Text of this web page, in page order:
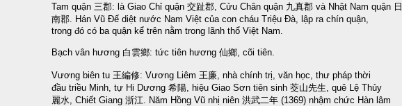
Tam quận 三郡: là Giao Chỉ quận 交趾郡, Cửu Chân quận 九真郡 và Nhật Nam quận 日
南郡. Hán Vũ Đế diệt nước Nam Việt của con cháu Triệu Đà, lập ra chín quận,
trong đó có ba quận kể trên nằm trong lãnh thổ Việt Nam.
Bạch vân hương 白雲鄉: tức tiên hương 仙鄉, cõi tiên.
Vương biên tu 王編修: Vương Liêm 王廉, nhà chính trị, văn học, thư pháp thời
đầu triều Minh, tự Hi Dương 希陽, hiệu Giao Sơn tiên sinh 茭山先生, quê Lệ Thủy
麗水, Chiết Giang 浙江. Năm Hồng Vũ nhị niên 洪武二年 (1369) nhậm chức Hàn lâm